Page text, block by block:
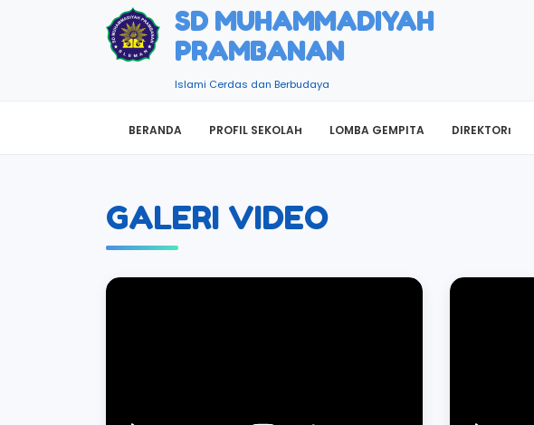
SD MUHAMMADIYAH
PRAMBANAN
Islami Cerdas dan Berbudaya
BERANDA PROFIL SEKOLAH LOMBA GEMPITA DIREKTORI
GALERI VIDEO